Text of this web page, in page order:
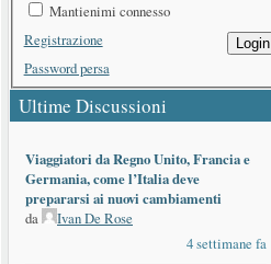
Mantienimi connesso
Login
Registrazione
Password persa
Ultime Discussioni
Viaggiatori da Regno Unito, Francia e
Germania, come l’Italia deve
prepararsi ai nuovi cambiamenti
da
Ivan De Rose
4 settimane fa